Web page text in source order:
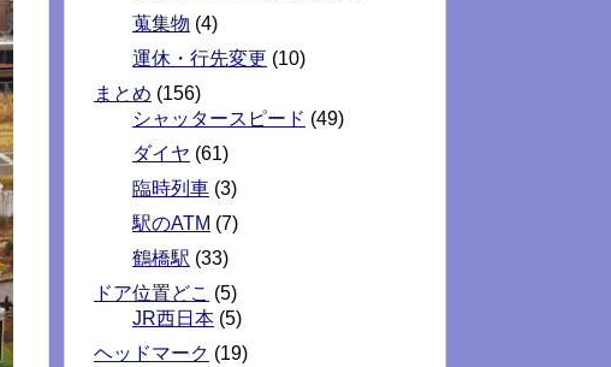
蒐集物 (4)
運休・行先変更 (10)
まとめ (156)
シャッタースピード (49)
ダイヤ (61)
臨時列車 (3)
駅のATM (7)
鶴橋駅 (33)
ドア位置どこ (5)
JR西日本 (5)
ヘッドマーク (19)